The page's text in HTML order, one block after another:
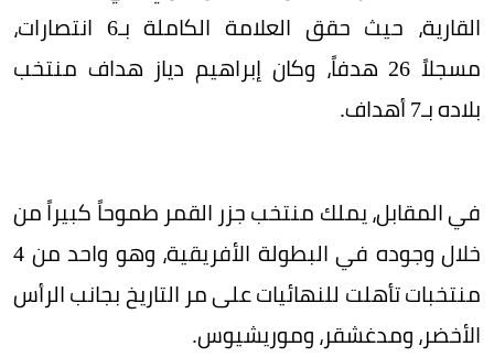
القارية، حيث حقق العلامة الكاملة بـ6 انتصارات،
مسجلاً 26 هدفاً، وكان إبراهيم دياز هداف منتخب
بلاده بـ7 أهداف.
في المقابل، يملك منتخب جزر القمر طموحاً كبيراً من
خلال وجوده في البطولة الأفريقية، وهو واحد من 4
منتخبات تأهلت للنهائيات على مر التاريخ بجانب الرأس
الأخضر، ومدغشقر، وموريشيوس.